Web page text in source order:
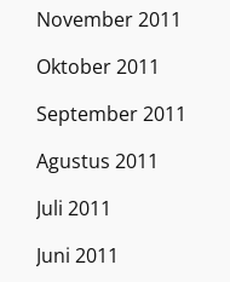
November 2011
Oktober 2011
September 2011
Agustus 2011
Juli 2011
Juni 2011